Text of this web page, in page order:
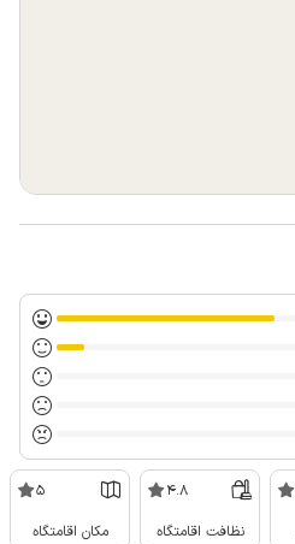
4.8
نظافت اقامتگاه
5
مکان اقامتگاه